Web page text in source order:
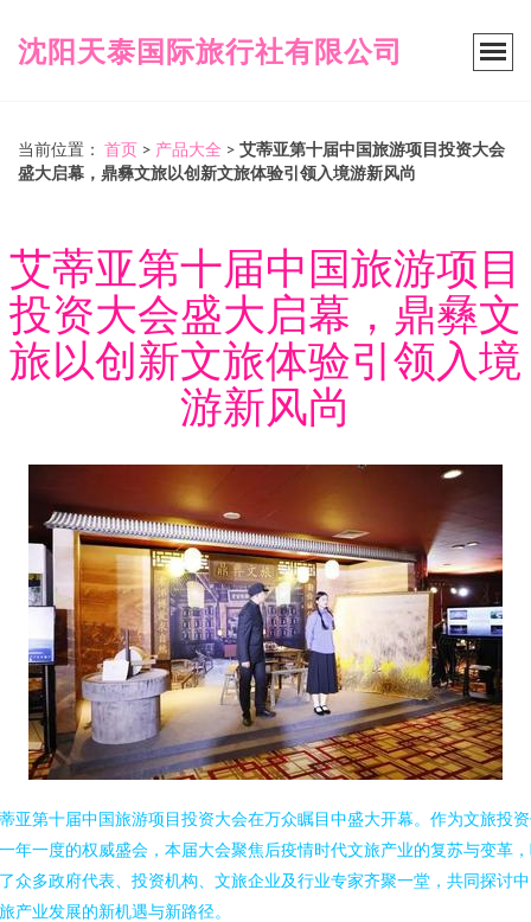
沈阳天泰国际旅行社有限公司
当前位置： 首页 > 产品大全 > 艾蒂亚第十届中国旅游项目投资大会
盛大启幕，鼎彝文旅以创新文旅体验引领入境游新风尚
艾蒂亚第十届中国旅游项目
投资大会盛大启幕，鼎彝文
旅以创新文旅体验引领入境
游新风尚
亚第十届中国旅游项目投资大会在万众瞩目中盛大开幕。作为文旅投
年一度的权威盛会，本届大会聚焦后疫情时代文旅产业的复苏与变革
众多政府代表、投资机构、文旅企业及行业专家齐聚一堂，共同探讨
产业发展的新机遇与新路径。